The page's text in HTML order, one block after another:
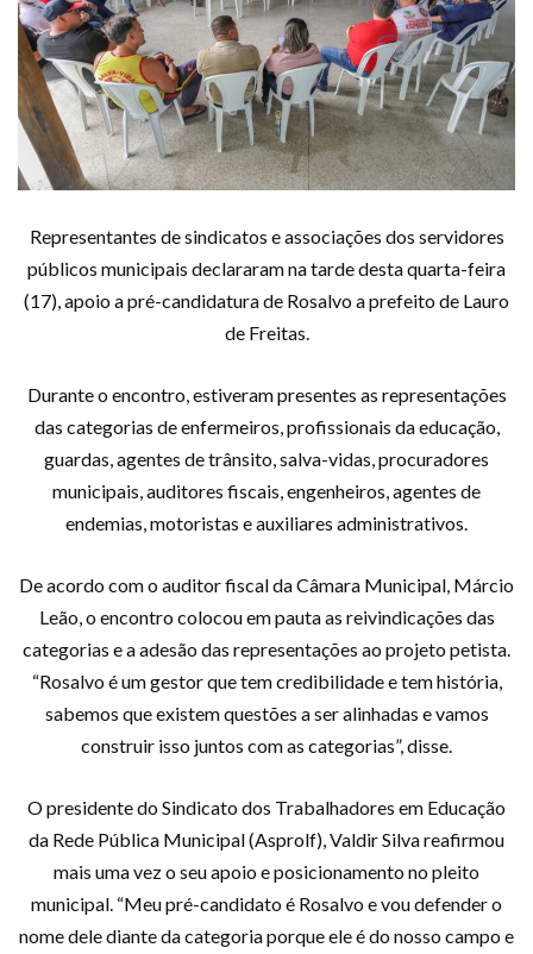
Representantes de sindicatos e associações dos servidores
públicos municipais declararam na tarde desta quarta-feira
(17), apoio a pré-candidatura de Rosalvo a prefeito de Lauro
de Freitas.
Durante o encontro, estiveram presentes as representações
das categorias de enfermeiros, profissionais da educação,
guardas, agentes de trânsito, salva-vidas, procuradores
municipais, auditores fiscais, engenheiros, agentes de
endemias, motoristas e auxiliares administrativos.
De acordo com o auditor fiscal da Câmara Municipal, Márcio
Leão, o encontro colocou em pauta as reivindicações das
categorias e a adesão das representações ao projeto petista.
“Rosalvo é um gestor que tem credibilidade e tem história,
sabemos que existem questões a ser alinhadas e vamos
construir isso juntos com as categorias”, disse.
O presidente do Sindicato dos Trabalhadores em Educação
da Rede Pública Municipal (Asprolf), Valdir Silva reafirmou
mais uma vez o seu apoio e posicionamento no pleito
municipal. “Meu pré-candidato é Rosalvo e vou defender o
nome dele diante da categoria porque ele é do nosso campo e